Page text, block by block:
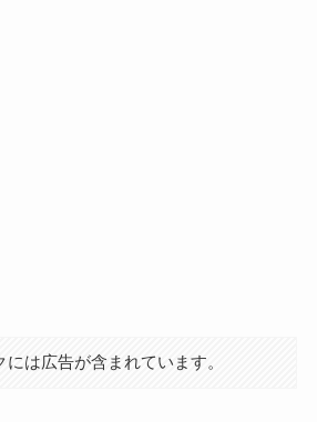
は広告が含まれています。